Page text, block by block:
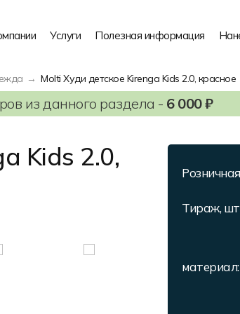
Услуги Полезная информация
Molti Худи детское Kirenga Kids 2.0, красное
из данного раздела - 6 000 ₽
Kids 2.0,
Тираж,
материал: